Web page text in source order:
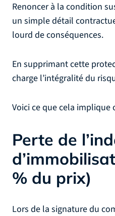
Renoncer à la condition
un simple détail
lourd de conséquences.
En supprimant cette
charge l’intégralité du
Voici ce que cela implique
Perte de
% du prix)
Lors de la signature du